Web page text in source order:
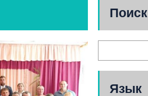
Поиск
Язык